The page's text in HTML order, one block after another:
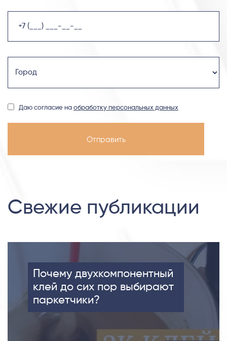
Даю согласие на обработку персональных данных
Свежие публикации
Почему двухкомпонентный
клей до сих пор выбирают
паркетчики?